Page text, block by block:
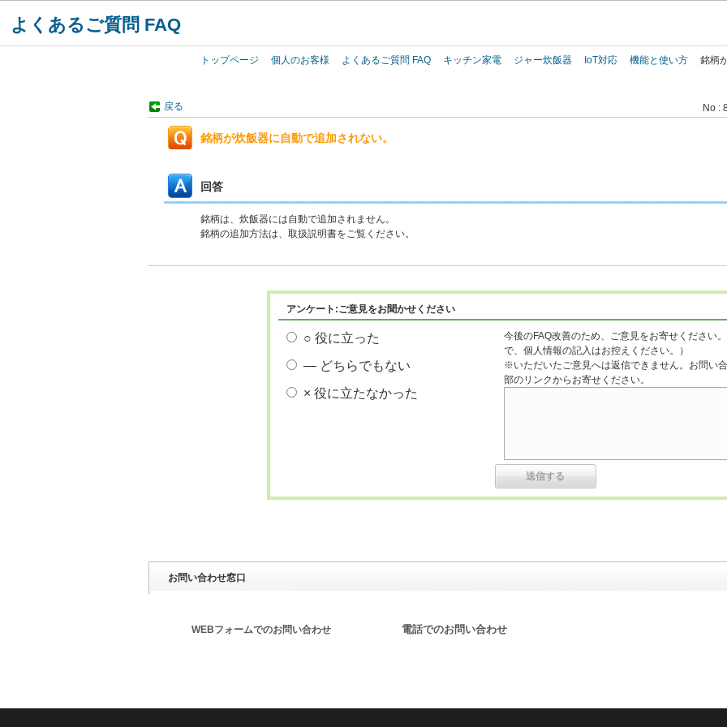
よくあるご質問 FAQ
トップページ 個人のお客様 よくあるご質問 FAQ キッチン家電 ジャー炊飯器 IoT対応 機能と使い方
銘柄
戻る No :
銘柄が炊飯器に自動で追加されない。
回答
銘柄は、炊飯器には自動で追加されません。
銘柄の追加方法は、取扱説明書をご覧ください。
アンケート:ご意見をお聞かせください
○ 役に立った
― どちらでもない
× 役に立たなかった
今後のFAQ改善のため、ご意見をお寄せください
で、個人情報の記入はお控えください。）
※いただいたご意見へは返信できません。お問い
部のリンクからお寄せください。
お問い合わせ窓口
WEBフォームでのお問い合わせ 電話でのお問い合わせ